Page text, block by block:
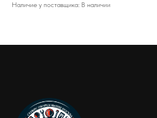
Наличие у поставщика: В наличии